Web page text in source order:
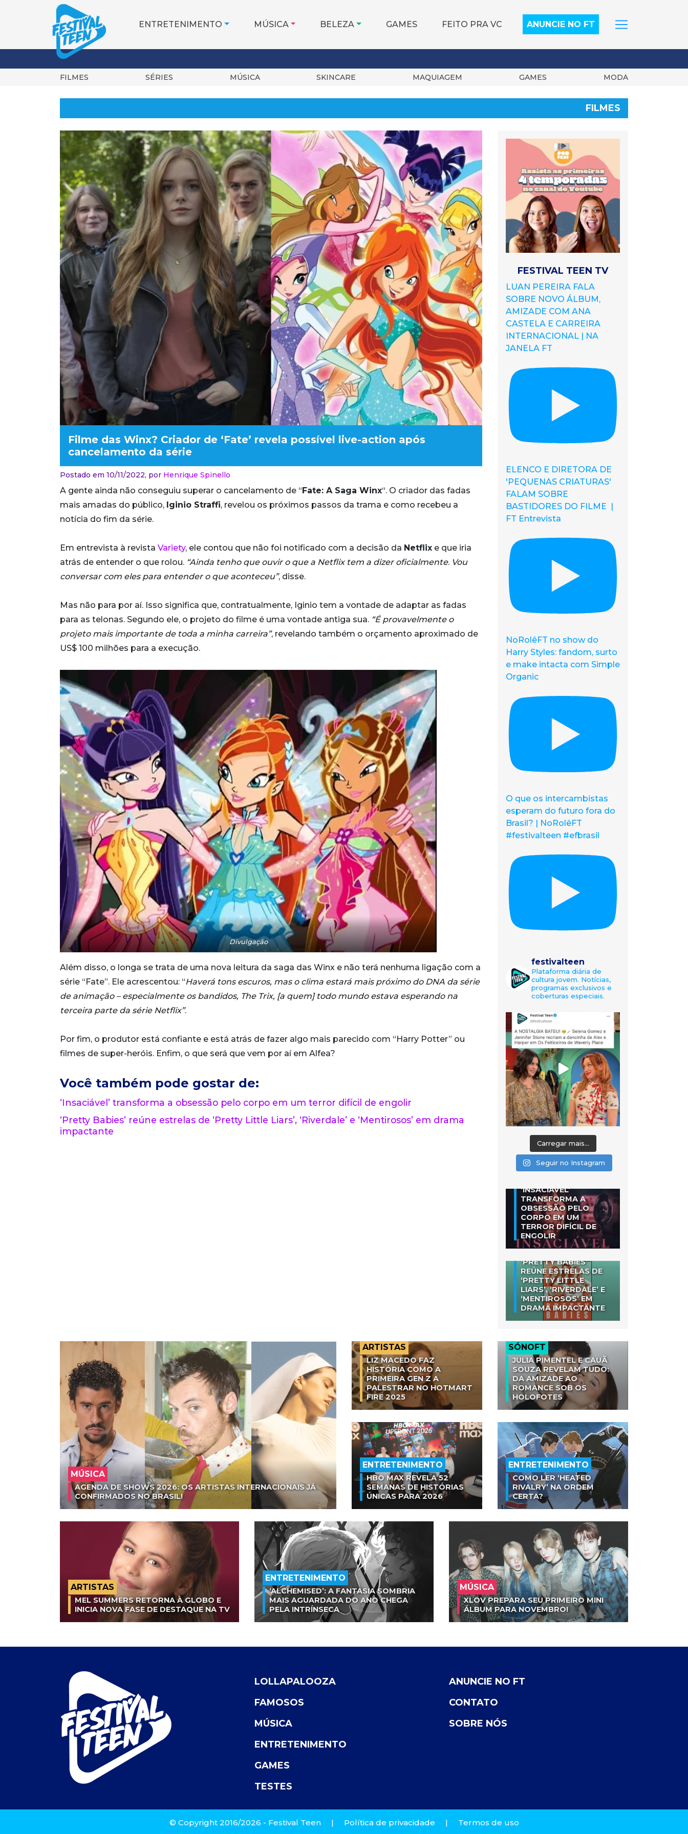
ENTRETENIMENTO MÚSICA BELEZA GAMES FEITO PRA VC ANUNCIE NO FT
FILMES SÉRIES MÚSICA SKINCARE MAQUIAGEM GAMES MODA
FILMES
Filme das Winx? Criador de ‘Fate’ revela possível live-action após
cancelamento da série
Postado em 10/11/2022, por Henrique Spinello
A gente ainda não conseguiu superar o cancelamento de “ Fate: A Saga Winx“. O criador das fadas
mais amadas do público, Iginio Straffi, revelou os próximos passos da trama e como recebeu a
notícia do fim da série.
Em entrevista à revista Variety, ele contou que não foi notificado com a decisão da Netflix e que iria
atrás de entender o que rolou. “Ainda tenho que ouvir o que a Netflix tem a dizer oficialmente. Vou
conversar com eles para entender o que aconteceu”, disse.
Mas não para por aí. Isso significa que, contratualmente, Iginio tem a vontade de adaptar as fadas
para as telonas. Segundo ele, o projeto do filme é uma vontade antiga sua. “É provavelmente o
projeto mais importante de toda a minha carreira”, revelando também o orçamento aproximado de
US$ 100 milhões para a execução.
Divulgação
Além disso, o longa se trata de uma nova leitura da saga das Winx e não terá nenhuma ligação com a
série “Fate”. Ele acrescentou: “Haverá tons escuros, mas o clima estará mais próximo do DNA da série
de animação – especialmente os bandidos, The Trix, [a quem] todo mundo estava esperando na
terceira parte da série Netflix”.
Por fim, o produtor está confiante e está atrás de fazer algo mais parecido com “Harry Potter” ou
filmes de super-heróis. Enfim, o que será que vem por aí em Alfea?
Você também pode gostar de:
‘Insaciável’ transforma a obsessão pelo corpo em um terror difícil de engolir
‘Pretty Babies’ reúne estrelas de ‘Pretty Little Liars’, ‘Riverdale’ e ‘Mentirosos’ em drama
impactante
FESTIVAL TEEN TV
LUAN PEREIRA FALA
SOBRE NOVO ÁLBUM,
AMIZADE COM ANA
CASTELA E CARREIRA
INTERNACIONAL | NA
JANELA FT
ELENCO E DIRETORA DE
'PEQUENAS CRIATURAS'
FALAM SOBRE
BASTIDORES DO FILME |
FT Entrevista
NoRolêFT no show do
Harry Styles: fandom, surto
e make intacta com Simple
Organic
O que os intercambistas
esperam do futuro fora do
Brasil? | NoRolêFT
#festivalteen #efbrasil
festivalteen
Plataforma diária de
cultura jovem. Notícias,
programas exclusivos e
coberturas especiais.
Carregar mais...
Seguir no Instagram
‘INSACIÁVEL’
TRANSFORMA A
OBSESSÃO PELO
CORPO EM UM
TERROR DIFÍCIL DE
ENGOLIR
‘PRETTY BABIES’
REÚNE ESTRELAS DE
‘PRETTY LITTLE
LIARS’, ‘RIVERDALE’ E
‘MENTIROSOS’ EM
DRAMA IMPACTANTE
MÚSICA
AGENDA DE SHOWS 2026: OS ARTISTAS INTERNACIONAIS JÁ
CONFIRMADOS NO BRASIL!
ARTISTAS
LIZ MACEDO FAZ
HISTÓRIA COMO A
PRIMEIRA GEN Z A
PALESTRAR NO HOTMART
FIRE 2025
SÓNOFT
JULIA PIMENTEL E CAUÃ
SOUZA REVELAM TUDO:
DA AMIZADE AO
ROMANCE SOB OS
HOLOFOTES
ENTRETENIMENTO
HBO MAX REVELA 52
SEMANAS DE HISTÓRIAS
ÚNICAS PARA 2026
ENTRETENIMENTO
COMO LER ‘HEATED
RIVALRY’ NA ORDEM
CERTA?
ARTISTAS
MEL SUMMERS RETORNA À GLOBO E
INICIA NOVA FASE DE DESTAQUE NA TV
ENTRETENIMENTO
‘ALCHEMISED’: A FANTASIA SOMBRIA
MAIS AGUARDADA DO ANO CHEGA
PELA INTRÍNSECA
MÚSICA
XLOV PREPARA SEU PRIMEIRO MINI
ÁLBUM PARA NOVEMBRO!
LOLLAPALOOZA
FAMOSOS
MÚSICA
ENTRETENIMENTO
GAMES
TESTES
ANUNCIE NO FT
CONTATO
SOBRE NÓS
© Copyright 2016/2026 - Festival Teen | Política de privacidade | Termos de uso